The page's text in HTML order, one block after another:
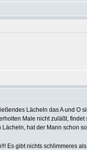
Lächeln das A und O
Male nicht zuläßt, findet
hat der Mann schon
Es gibt nichts schlimmeres